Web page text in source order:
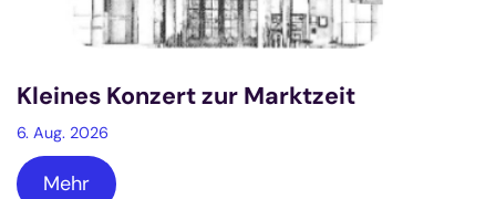
Kleines Konzert zur Marktzeit
6. Aug. 2026
Mehr